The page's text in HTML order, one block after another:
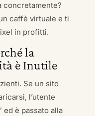
concretamente?
caffè virtuale e ti
in profitti.
la
è Inutile
Se un sito
l’utente
ed è passato alla